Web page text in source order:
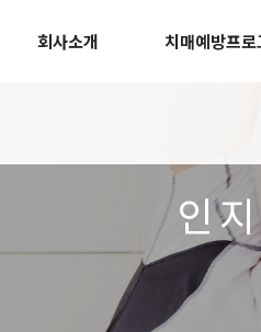
회사소개 치매예방프로
인